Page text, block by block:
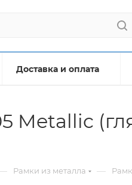
Доставка и оплата
Metallic
Рамки из металла —